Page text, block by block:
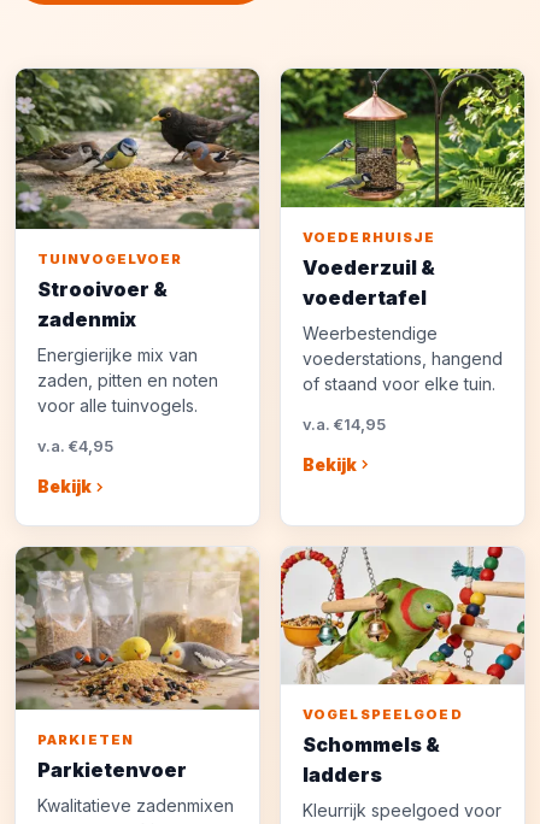
TUINVOGELVOER
Strooivoer &
zadenmix
Energierijke mix van
zaden, pitten en noten
voor alle tuinvogels.
v.a. €4,95
Bekijk
VOEDERHUISJE
Voederzuil &
voedertafel
Weerbestendige
voederstations, hangend
of staand voor elke tuin.
v.a. €14,95
Bekijk
PARKIETEN
Parkietenvoer
Kwalitatieve zadenmixen
VOGELSPEELGOED
Schommels &
ladders
Kleurrijk speelgoed voor